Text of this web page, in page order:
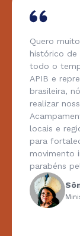
Quero
histórico de
todo o
APIB e
brasileira,
realizar
locais e
para
movimento
parabéns